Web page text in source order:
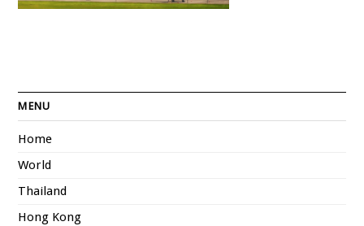
MENU
Home
World
Thailand
Hong Kong